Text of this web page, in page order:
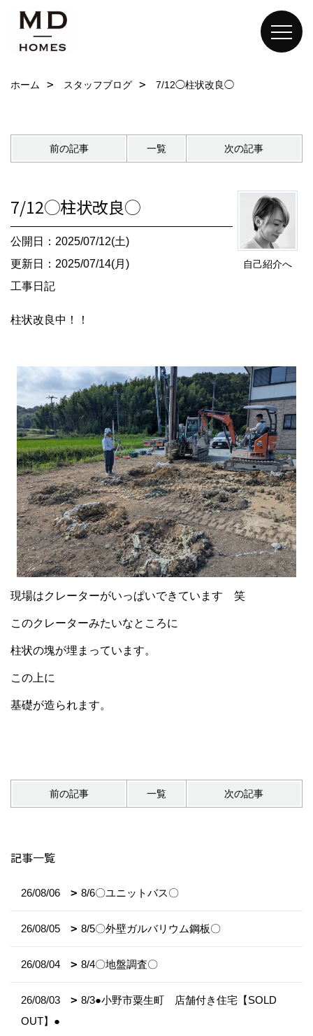
ホーム スタッフブログ 7/12◯柱状改良◯
前の記事 一覧 次の記事
自己紹介へ
7/12◯柱状改良◯
公開日：2025/07/12(土)
更新日：2025/07/14(月)
工事日記
柱状改良中！！
現場はクレーターがいっぱいできています 笑
このクレーターみたいなところに
柱状の塊が埋まっています。
この上に
基礎が造られます。
前の記事 一覧 次の記事
記事一覧
26/08/06 8/6〇ユニットバス〇
26/08/05 8/5〇外壁ガルバリウム鋼板〇
26/08/04 8/4〇地盤調査〇
26/08/03
8/3●小野市粟生町 店舗付き住宅【SOLD
OUT】●